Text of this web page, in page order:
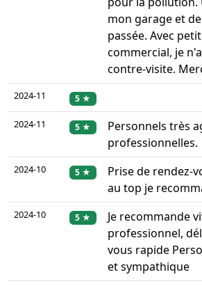
mon garage et
passée. Avec
commercial, je
contre-visite.
2024-11 5 ★
2024-11 5 ★
Personnels très
professionnelles.
2024-10 5 ★
Prise de rendez-
au top je
2024-10 5 ★
Je recommande
professionnel,
vous rapide
et sympathique